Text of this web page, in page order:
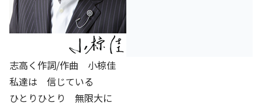
お客様相談センター
メッセージアーカイブス
志高く作詞/作曲 小椋佳
私達は 信じている
ひとりひとり 無限大に